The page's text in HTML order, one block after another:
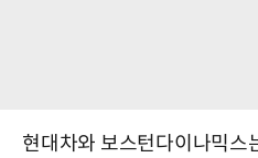
현대차와 보스턴다이나믹스